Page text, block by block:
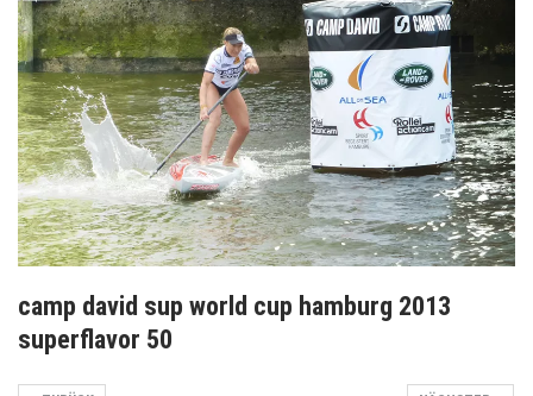
camp david sup world cup hamburg 2013
superflavor 50